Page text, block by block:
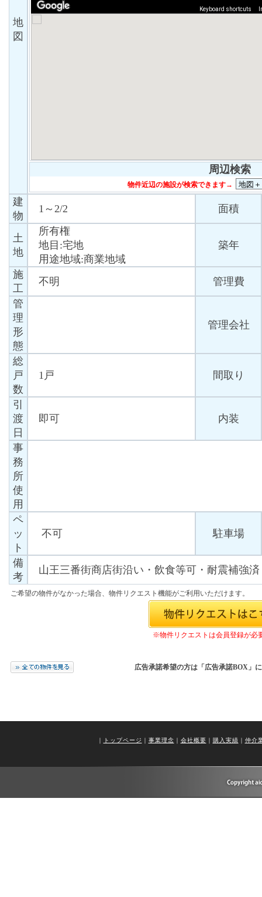
地
図
周辺検索
物件近辺の施設が検索できます→
建
物
1～2/2 面積
土
地
所有権
地目:宅地
用途地域:商業地域
築年
施
工
不明
管理費
管
理
形
態
管理会社
総
戸
数
1戸 間取り
引
渡
日
即可 内装
事
務
所
使
用
ペ
ッ
ト
不可 駐車場
備
考
山王三番街商店街沿い・飲食等可・耐震補強
ご希望の物件がなかった場合、物件リクエスト機能がご利用いただけます。
※物件リクエストは会員登録が必
広告承諾希望の方は「広告承諾BOX」
｜ トップページ ｜ 事業理念 ｜ 会社概要 ｜ 購入実績 ｜ 仲介